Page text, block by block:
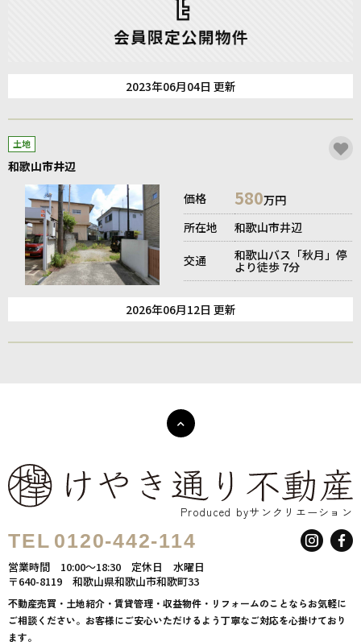
2023年06月04日 更新
土地
和歌山市井辺
価格
580万円
所在地
和歌山市井辺
交通 和歌山バス「秋月」停
より徒歩 7分
2026年06月12日 更新
Produced byサンクリエーション
TEL 0120-442-114
営業時間 10:00～18:30 定休日 水曜日
〒640-8119 和歌山県和歌山市和歌町33
不動産売買・土地紹介・賃貸管理・収益物件・リフォームのことならお気軽に
ご相談ください。お客様にご安心いただけるよう丁寧なご対応を心掛けており
ます。